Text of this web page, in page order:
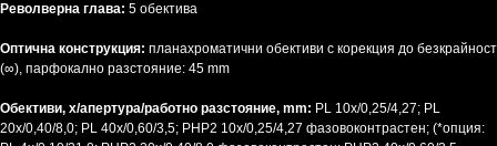
Револверна глава: 5 обектива
Оптична конструкция: планахроматични обективи с корекция до безкрайност
(∞), парфокално разстояние: 45 mm
Обективи, x/апертура/работно разстояние, mm: PL 10x/0,25/4,27; PL
20х/0,40/8,0; PL 40x/0,60/3,5; PHP2 10x/0,25/4,27 фазовоконтрастен; (*опция: